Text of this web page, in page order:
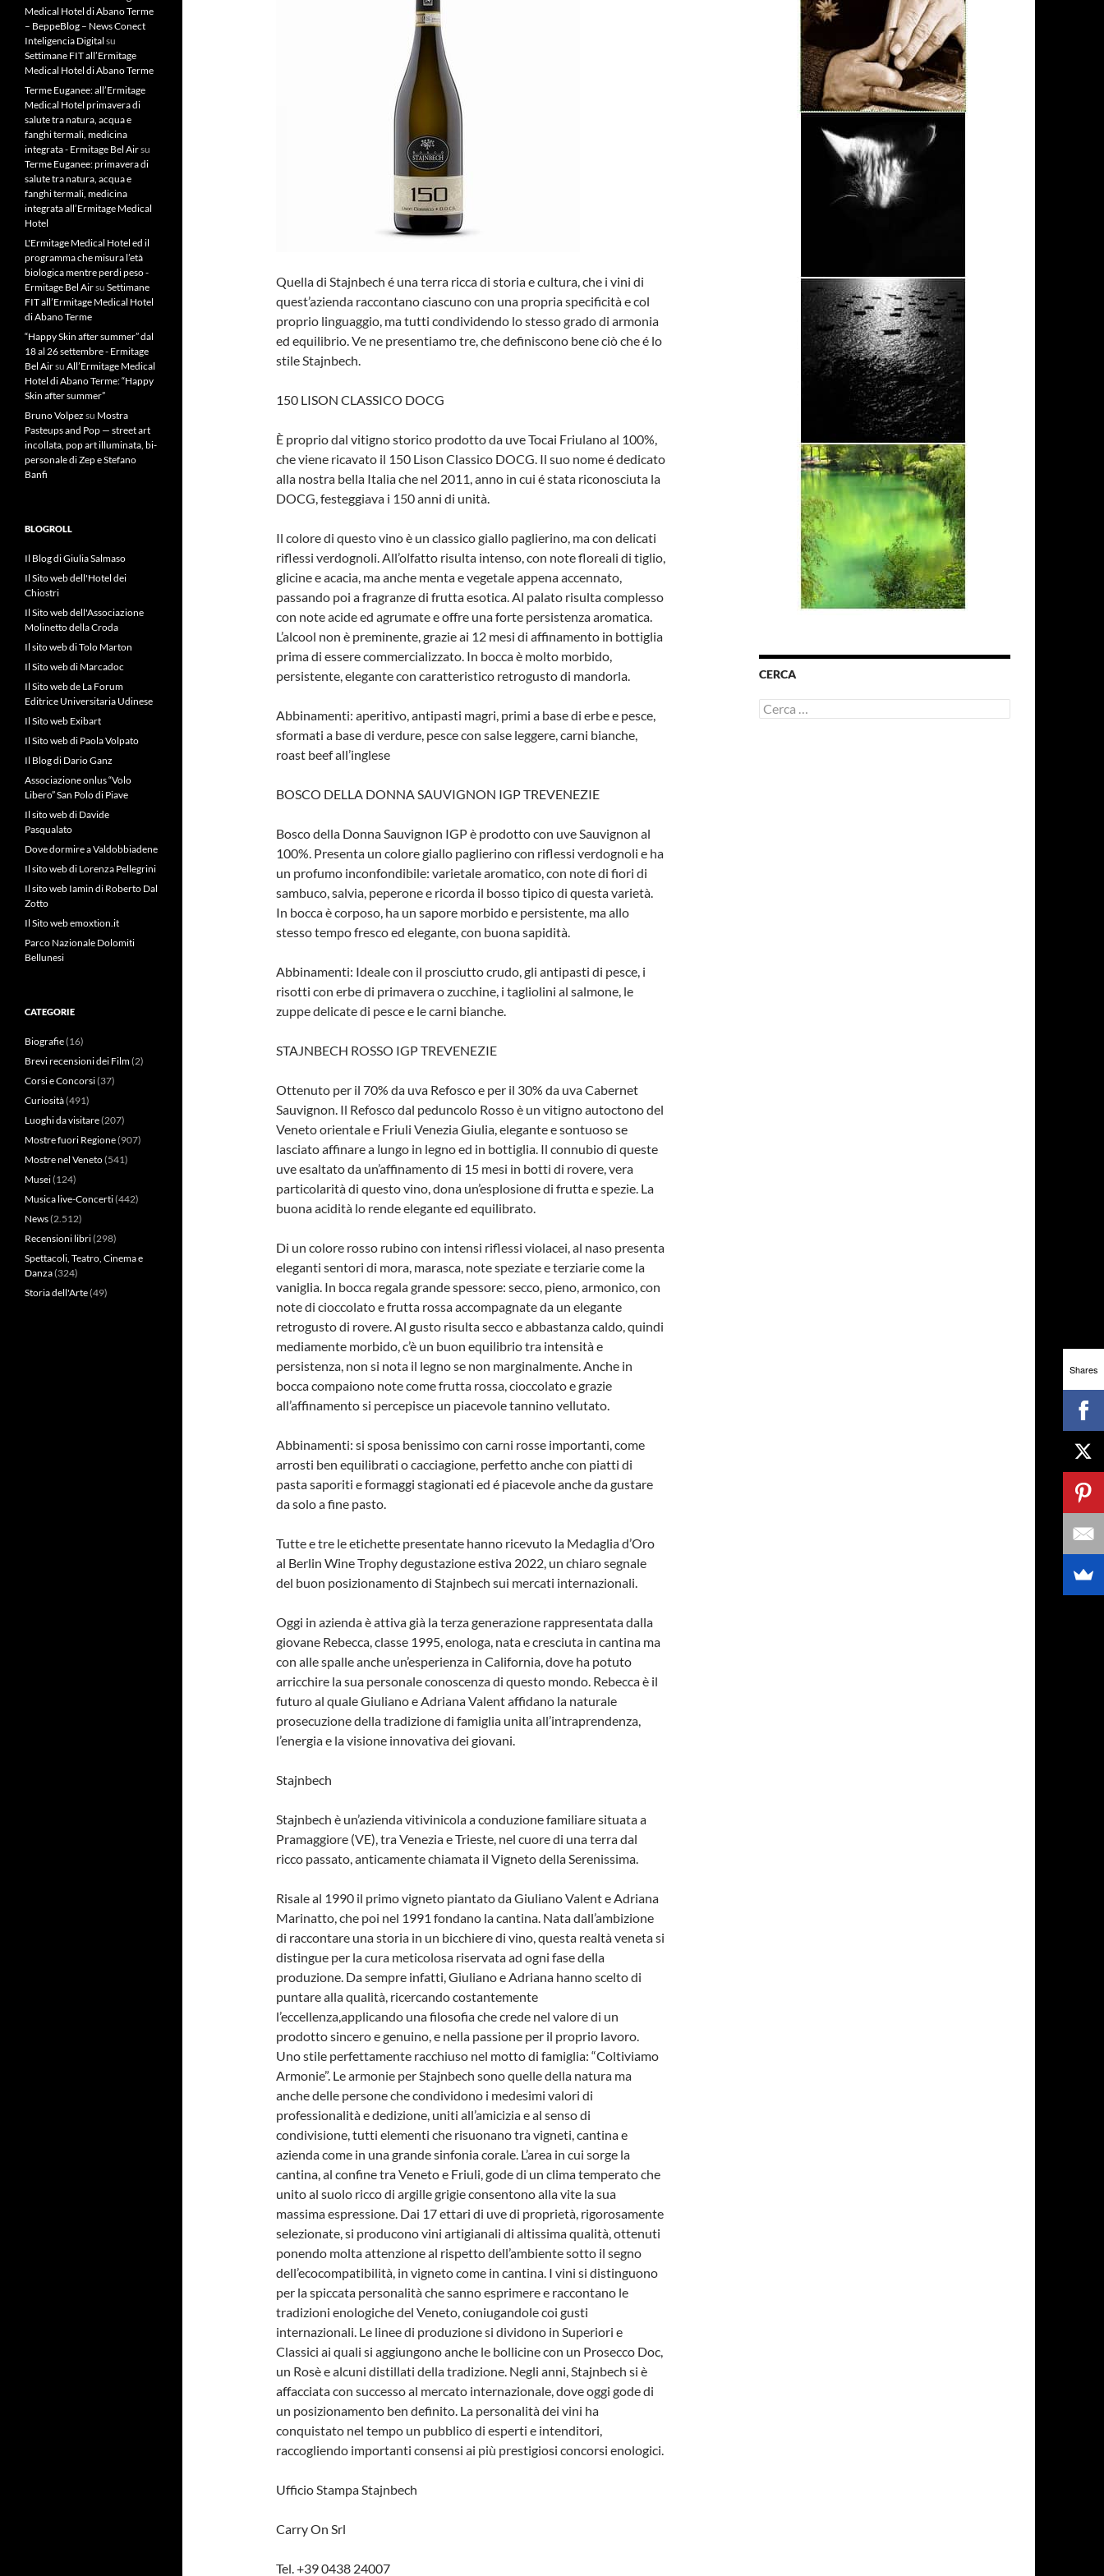
Quella di Stajnbech é una terra ricca di storia e cultura, che i vini di
quest’azienda raccontano ciascuno con una propria specificità e col
proprio linguaggio, ma tutti condividendo lo stesso grado di armonia
ed equilibrio. Ve ne presentiamo tre, che definiscono bene ciò che é lo
stile Stajnbech.
150 LISON CLASSICO DOCG
È proprio dal vitigno storico prodotto da uve Tocai Friulano al 100%,
che viene ricavato il 150 Lison Classico DOCG. Il suo nome é dedicato
alla nostra bella Italia che nel 2011, anno in cui é stata riconosciuta la
DOCG, festeggiava i 150 anni di unità.
Il colore di questo vino è un classico giallo paglierino, ma con delicati
riflessi verdognoli. All’olfatto risulta intenso, con note floreali di tiglio,
glicine e acacia, ma anche menta e vegetale appena accennato,
passando poi a fragranze di frutta esotica. Al palato risulta complesso
con note acide ed agrumate e offre una forte persistenza aromatica.
L’alcool non è preminente, grazie ai 12 mesi di affinamento in bottiglia
prima di essere commercializzato. In bocca è molto morbido,
persistente, elegante con caratteristico retrogusto di mandorla.
Abbinamenti: aperitivo, antipasti magri, primi a base di erbe e pesce,
sformati a base di verdure, pesce con salse leggere, carni bianche,
roast beef all’inglese
BOSCO DELLA DONNA SAUVIGNON IGP TREVENEZIE
Bosco della Donna Sauvignon IGP è prodotto con uve Sauvignon al
100%. Presenta un colore giallo paglierino con riflessi verdognoli e ha
un profumo inconfondibile: varietale aromatico, con note di fiori di
sambuco, salvia, peperone e ricorda il bosso tipico di questa varietà.
In bocca è corposo, ha un sapore morbido e persistente, ma allo
stesso tempo fresco ed elegante, con buona sapidità.
Abbinamenti: Ideale con il prosciutto crudo, gli antipasti di pesce, i
risotti con erbe di primavera o zucchine, i tagliolini al salmone, le
zuppe delicate di pesce e le carni bianche.
STAJNBECH ROSSO IGP TREVENEZIE
Ottenuto per il 70% da uva Refosco e per il 30% da uva Cabernet
Sauvignon. Il Refosco dal peduncolo Rosso è un vitigno autoctono del
Veneto orientale e Friuli Venezia Giulia, elegante e sontuoso se
lasciato affinare a lungo in legno ed in bottiglia. Il connubio di queste
uve esaltato da un’affinamento di 15 mesi in botti di rovere, vera
particolarità di questo vino, dona un’esplosione di frutta e spezie. La
buona acidità lo rende elegante ed equilibrato.
Di un colore rosso rubino con intensi riflessi violacei, al naso presenta
eleganti sentori di mora, marasca, note speziate e terziarie come la
vaniglia. In bocca regala grande spessore: secco, pieno, armonico, con
note di cioccolato e frutta rossa accompagnate da un elegante
retrogusto di rovere. Al gusto risulta secco e abbastanza caldo, quindi
mediamente morbido, c’è un buon equilibrio tra intensità e
persistenza, non si nota il legno se non marginalmente. Anche in
bocca compaiono note come frutta rossa, cioccolato e grazie
all’affinamento si percepisce un piacevole tannino vellutato.
Abbinamenti: si sposa benissimo con carni rosse importanti, come
arrosti ben equilibrati o cacciagione, perfetto anche con piatti di
pasta saporiti e formaggi stagionati ed é piacevole anche da gustare
da solo a fine pasto.
Tutte e tre le etichette presentate hanno ricevuto la Medaglia d’Oro
al Berlin Wine Trophy degustazione estiva 2022, un chiaro segnale
del buon posizionamento di Stajnbech sui mercati internazionali.
Oggi in azienda è attiva già la terza generazione rappresentata dalla
giovane Rebecca, classe 1995, enologa, nata e cresciuta in cantina ma
con alle spalle anche un’esperienza in California, dove ha potuto
arricchire la sua personale conoscenza di questo mondo. Rebecca è il
futuro al quale Giuliano e Adriana Valent affidano la naturale
prosecuzione della tradizione di famiglia unita all’intraprendenza,
l’energia e la visione innovativa dei giovani.
Stajnbech
Stajnbech è un’azienda vitivinicola a conduzione familiare situata a
Pramaggiore (VE), tra Venezia e Trieste, nel cuore di una terra dal
ricco passato, anticamente chiamata il Vigneto della Serenissima.
Risale al 1990 il primo vigneto piantato da Giuliano Valent e Adriana
Marinatto, che poi nel 1991 fondano la cantina. Nata dall’ambizione
di raccontare una storia in un bicchiere di vino, questa realtà veneta si
distingue per la cura meticolosa riservata ad ogni fase della
produzione. Da sempre infatti, Giuliano e Adriana hanno scelto di
puntare alla qualità, ricercando costantemente
l’eccellenza,applicando una filosofia che crede nel valore di un
prodotto sincero e genuino, e nella passione per il proprio lavoro.
Uno stile perfettamente racchiuso nel motto di famiglia: “Coltiviamo
Armonie”. Le armonie per Stajnbech sono quelle della natura ma
anche delle persone che condividono i medesimi valori di
professionalità e dedizione, uniti all’amicizia e al senso di
condivisione, tutti elementi che risuonano tra vigneti, cantina e
azienda come in una grande sinfonia corale. L’area in cui sorge la
cantina, al confine tra Veneto e Friuli, gode di un clima temperato che
unito al suolo ricco di argille grigie consentono alla vite la sua
massima espressione. Dai 17 ettari di uve di proprietà, rigorosamente
selezionate, si producono vini artigianali di altissima qualità, ottenuti
ponendo molta attenzione al rispetto dell’ambiente sotto il segno
dell’ecocompatibilità, in vigneto come in cantina. I vini si distinguono
per la spiccata personalità che sanno esprimere e raccontano le
tradizioni enologiche del Veneto, coniugandole coi gusti
internazionali. Le linee di produzione si dividono in Superiori e
Classici ai quali si aggiungono anche le bollicine con un Prosecco Doc,
un Rosè e alcuni distillati della tradizione. Negli anni, Stajnbech si è
affacciata con successo al mercato internazionale, dove oggi gode di
un posizionamento ben definito. La personalità dei vini ha
conquistato nel tempo un pubblico di esperti e intenditori,
raccogliendo importanti consensi ai più prestigiosi concorsi enologici.
Ufficio Stampa Stajnbech
Carry On Srl
Tel. +39 0438 24007
CERCA
Ricerca
per:
Medical Hotel di Abano Terme
– BeppeBlog – News Conect
Inteligencia Digital su
Settimane FIT all’Ermitage
Medical Hotel di Abano Terme
Terme Euganee: all’Ermitage
Medical Hotel primavera di
salute tra natura, acqua e
fanghi termali, medicina
integrata - Ermitage Bel Airsu
Terme Euganee: primavera di
salute tra natura, acqua e
fanghi termali, medicina
integrata all’Ermitage Medical
Hotel
L'Ermitage Medical Hotel ed il
programma che misura l’età
biologica mentre perdi peso -
Ermitage Bel Airsu Settimane
FIT all’Ermitage Medical Hotel
di Abano Terme
“Happy Skin after summer” dal
18 al 26 settembre - Ermitage
Bel Airsu All’Ermitage Medical
Hotel di Abano Terme: “Happy
Skin after summer”
Bruno Volpez su Mostra
Pasteups and Pop — street art
incollata, pop art illuminata, bi-
personale di Zep e Stefano
Banfi
BLOGROLL
Il Blog di Giulia Salmaso
Il Sito web dell'Hotel dei
Chiostri
Il Sito web dell'Associazione
Molinetto della Croda
Il sito web di Tolo Marton
Il Sito web di Marcadoc
Il Sito web de La Forum
Editrice Universitaria Udinese
Il Sito web Exibart
Il Sito web di Paola Volpato
Il Blog di Dario Ganz
Associazione onlus “Volo
Libero” San Polo di Piave
Il sito web di Davide
Pasqualato
Dove dormire a Valdobbiadene
Il sito web di Lorenza Pellegrini
Il sito web Iamin di Roberto Dal
Zotto
Il Sito web emoxtion.it
Parco Nazionale Dolomiti
Bellunesi
CATEGORIE
Biografie(16)
Brevi recensioni dei Film(2)
Corsi e Concorsi(37)
Curiosità(491)
Luoghi da visitare(207)
Mostre fuori Regione(907)
Mostre nel Veneto(541)
Musei(124)
Musica live-Concerti(442)
News(2.512)
Recensioni libri(298)
Spettacoli, Teatro, Cinema e
Danza(324)
Storia dell'Arte(49)
Shares